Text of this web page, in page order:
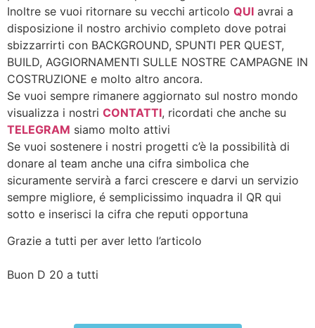
Inoltre se vuoi ritornare su vecchi articolo QUI avrai a
disposizione il nostro archivio completo dove potrai
sbizzarrirti con BACKGROUND, SPUNTI PER QUEST,
BUILD, AGGIORNAMENTI SULLE NOSTRE CAMPAGNE IN
COSTRUZIONE e molto altro ancora.
Se vuoi sempre rimanere aggiornato sul nostro mondo
visualizza i nostri CONTATTI, ricordati che anche su
TELEGRAM siamo molto attivi
Se vuoi sostenere i nostri progetti c’è la possibilità di
donare al team anche una cifra simbolica che
sicuramente servirà a farci crescere e darvi un servizio
sempre migliore, é semplicissimo inquadra il QR qui
sotto e inserisci la cifra che reputi opportuna
Grazie a tutti per aver letto l’articolo
Buon D 20 a tutti